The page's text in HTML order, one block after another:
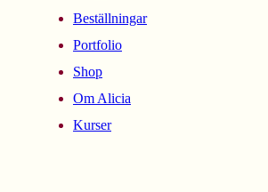
Beställningar
Portfolio
Shop
Om Alicia
Kurser